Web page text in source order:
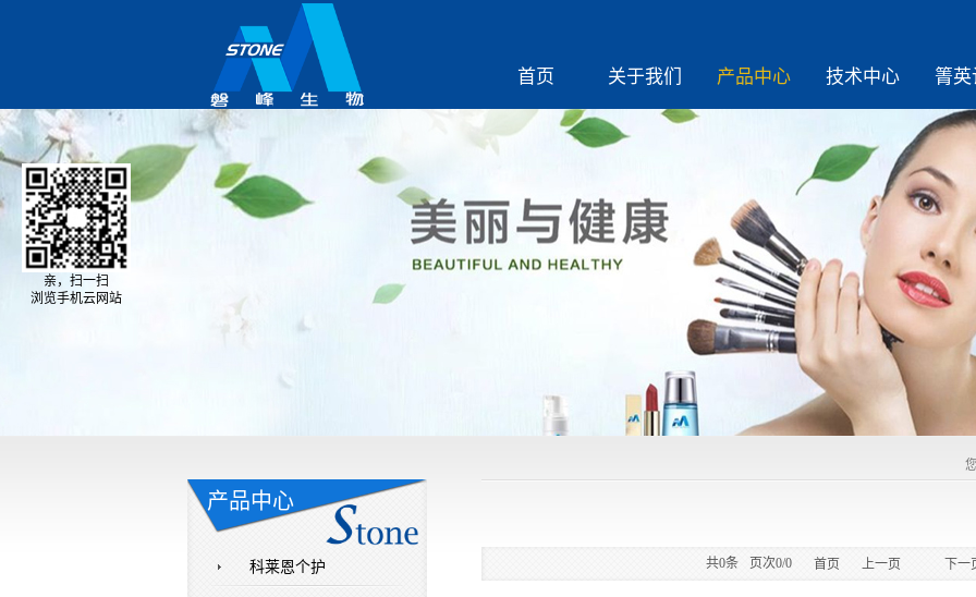
首页 关于我们 产品中心 技术中心 箐英
产品中心
科莱恩个护 共0条 页次0/0 首页 上一页 下一
亲，扫一扫
浏览手机云网站